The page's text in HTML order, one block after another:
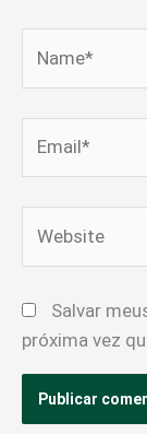
Salvar
próxima vez